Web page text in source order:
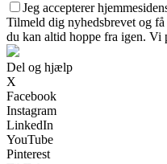
Jeg accepterer
Tilmeld dig nyhedsbrevet og
du kan altid hoppe fra igen. Vi
Del og hjælp
X
Facebook
Instagram
LinkedIn
YouTube
Pinterest